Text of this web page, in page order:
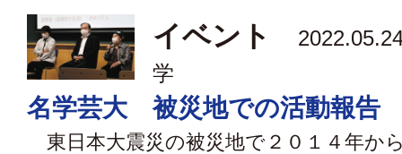
イベント
学
名学芸大 被災地での活動報告
東日本大震災の被災地で２０１４年か